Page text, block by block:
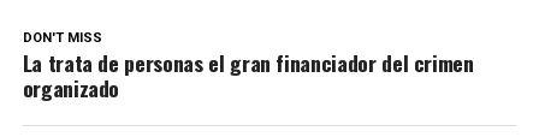
DON'T MISS
La trata de personas el gran financiador del crimen
organizado